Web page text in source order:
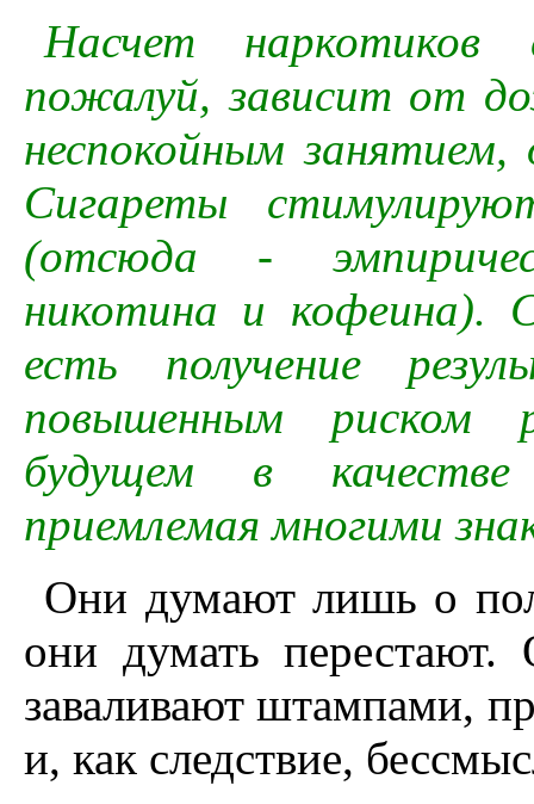
Насчет наркотиков
пожалуй, зависит от
неспокойным занятием,
Сигареты
(отсюда -
никотина и кофеина).
есть получение
повышенным риском
будущем в
приемлемая многими
Они думают лишь о
они думать перестают.
заваливают штампами,
и, как следствие,